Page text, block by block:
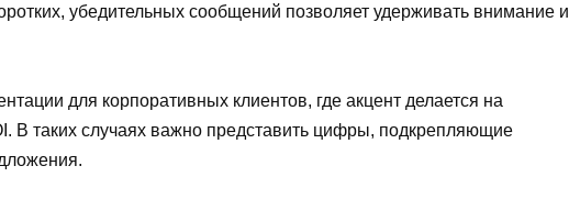
убедительных сообщений позволяет удерживать внимание и
для корпоративных клиентов, где акцент делается на
В таких случаях важно представить цифры, подкрепляющие